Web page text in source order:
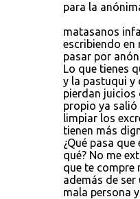
para la
matasanos
escribiendo en
pasar por
Lo que tienes
y la pastuqui y
pierdan juicios
propio ya salió
limpiar los
tienen más
¿Qué pasa
qué? No me
que te compre
además de
mala persona